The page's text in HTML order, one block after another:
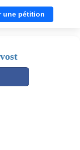
une pétition